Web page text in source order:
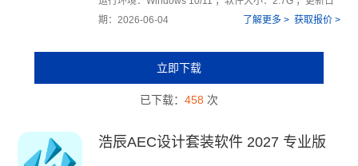
期：2026-06-04
获取报价 >
了解更多 >
立即下载
已下载： 458 次
浩辰AEC设计套装软件 2027 专业版